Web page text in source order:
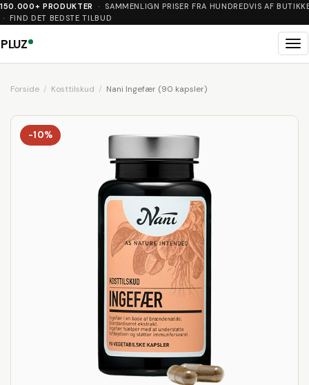
150.000+ PRODUKTER
· SAMMENLIGN PRISER FRA HUNDREDVIS AF
· FIND DET BEDSTE TILBUD
PLUZ
Forside Kosttilskud Nani Ingefær (90 kapsler)
-10%